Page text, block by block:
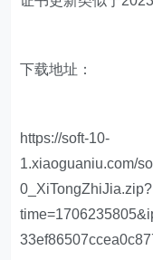
下载地址：
https://soft-10-
1.xiaoguaniu.com/
0_XiTongZhiJia.zip?